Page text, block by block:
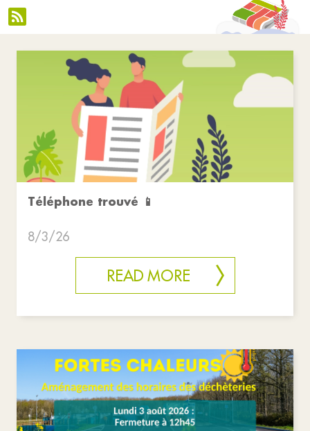
Téléphone trouvé 📱
8/3/26
READ MORE